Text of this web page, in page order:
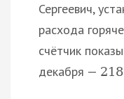
Сергеевич,
расхода
счётчик
декабря — 218